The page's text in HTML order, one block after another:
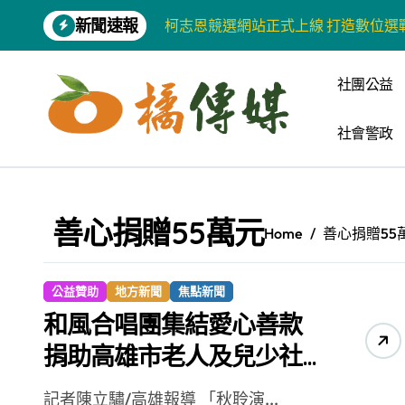
content
新聞速報
柯志恩競選網站正式上線 打造數位選
藍綠市長參選人對無人載具條例互批
爭取原住民選票 柯志恩提原民5大政
雅安 天府之肺裡的安逸密碼 一座被
高科大機電系與日本愛媛大學跨校合
《讀者》8月號新聞焦點 【錦瑟】
四川雅安 千年古剎雲峰寺
張老師發表「青少年家庭氣氛與心理
河堤國小打造幸福綠校園 蟬聯高市空
社團公益
社會警政
善心捐贈55萬元Home 善心捐贈55
公益贊助 地方新聞 焦點新聞
和風合唱團集結愛心善款
捐助高雄市老人及兒少社
福據點
記者陳立驌/高雄報導 「秋聆演...